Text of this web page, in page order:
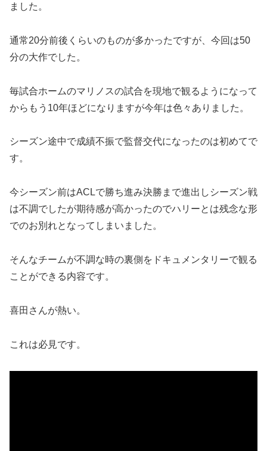
ました。
通常20分前後くらいのものが多かったですが、今回は50
分の大作でした。
毎試合ホームのマリノスの試合を現地で観るようになって
からもう10年ほどになりますが今年は色々ありました。
シーズン途中で成績不振で監督交代になったのは初めてで
す。
今シーズン前はACLで勝ち進み決勝まで進出しシーズン戦
は不調でしたが期待感が高かったのでハリーとは残念な形
でのお別れとなってしまいました。
そんなチームが不調な時の裏側をドキュメンタリーで観る
ことができる内容です。
喜田さんが熱い。
これは必見です。